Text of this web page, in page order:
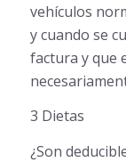
vehículos
y cuando se
factura y que
3 Dietas
¿Son